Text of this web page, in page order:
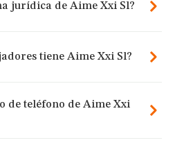
jurídica de Aime Xxi Sl?
tiene Aime Xxi Sl?
de teléfono de Aime Xxi